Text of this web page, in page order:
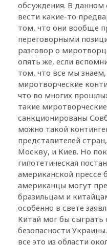
обсуждения. В
вести какие-то
том, что они вообще
переговорными
разговор о
опять же, если
том, что все мы
миротворческие
что во многих
такие
санкционированы
можно такой
представителей
Москву, и Киев. Но
гипотетическая
американской прессе
американцы могут
бразильцам и
особенно в свете
Китай мог бы сыграть
безопасности
все это из области